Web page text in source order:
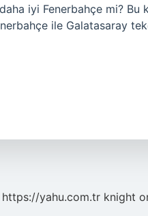
iyi Fenerbahçe mi? Bu
ile Galatasaray
https://yahu.com.tr knight